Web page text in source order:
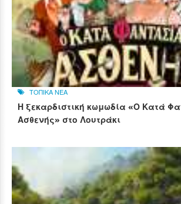
ΤΟΠΙΚΑ ΝΕΑ
Η ξεκαρδιστική κωμωδία «Ο Κατά
Ασθενής» στο Λουτράκι